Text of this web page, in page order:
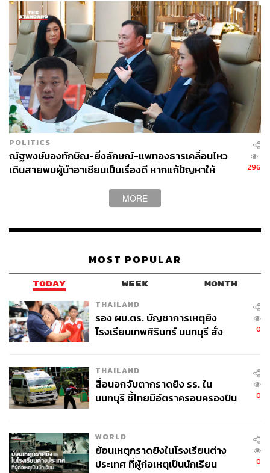
POLITICS
ณัฐพงษ์มองทักษิณ-ยิ่งลักษณ์-แพทองธารเคลื่อนไหว
เดินสายพบผู้นำอาเซียนเป็นเรื่องดี หากแก้ปัญหาให้
296
MORE
MOST POPULAR
TODAY WEEK MONTH
THAILAND
รอง ผบ.ตร. บัญชาการเหตุยิง
โรงเรียนเทพศิรินทร์ นนทบุรี สั่ง
0
THAILAND
สื่อนอกจับตากราดยิง รร. ใน
นนทบุรี ชี้ไทยมีอัตราครอบครองปืน
0
WORLD
ย้อนเหตุกราดยิงในโรงเรียนต่าง
ประเทศ ที่ผู้ก่อเหตุเป็นนักเรียน
0